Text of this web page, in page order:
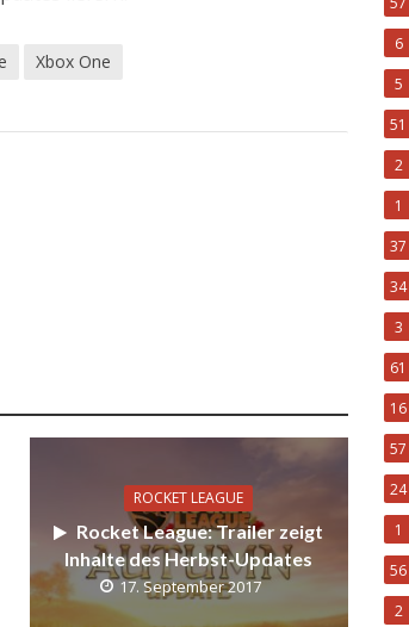
Xbox One
ROCKET LEAGUE
Rocket League: Trailer zeigt
Inhalte des Herbst-Updates
17. September 2017
6
5
51
2
1
37
34
3
61
16
57
24
1
56
2